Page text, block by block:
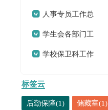
合15篇)人事专员工作总
结15篇学生会各部门工
作总结学校保卫科工作
标签云
后勤保障(1) 储藏室(1)